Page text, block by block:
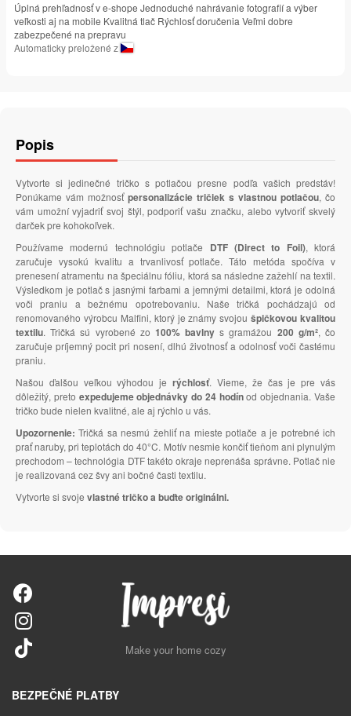
Úplná prehľadnosť v e-shope Jednoduché nahrávanie fotografií a výber
veľkosti aj na mobile Kvalitná tlač Rýchlosť doručenia Veľmi dobre
zabezpečené na prepravu
Automaticky preložené z
Popis
Vytvorte si jedinečné tričko s potlačou presne podľa vašich predstáv!
Ponúkame vám možnosť personalizácie tričiek s vlastnou potlačou, čo
vám umožní vyjadriť svoj štýl, podporiť vašu značku, alebo vytvoriť skvelý
darček pre kohokoľvek.
Používame modernú technológiu potlače DTF (Direct to Foil), ktorá
zaručuje vysokú kvalitu a trvanlivosť potlače. Táto metóda spočíva v
prenesení atramentu na špeciálnu fóliu, ktorá sa následne zažehlí na textil.
Výsledkom je potlač s jasnými farbami a jemnými detailmi, ktorá je odolná
voči praniu a bežnému opotrebovaniu. Naše tričká pochádzajú od
renomovaného výrobcu Malfini, ktorý je známy svojoušpičkovou kvalitou
textilu. Tričká sú vyrobené zo 100% bavlny s gramážou 200 g/m², čo
zaručuje príjemný pocit pri nosení, dlhú životnosť a odolnosť voči častému
praniu.
Našou ďalšou veľkou výhodou jerýchlosť. Vieme, že čas je pre vás
dôležitý, preto expedujeme objednávky do 24 hodínod objednania. Vaše
tričko bude nielen kvalitné, ale aj rýchlo u vás.
Upozornenie: Tričká sa nesmú žehliť na mieste potlače a je potrebné ich
prať naruby, pri teplotách do 40°C. Motív nesmie končiť tieňom ani plynulým
prechodom – technológia DTF takéto okraje neprenáša správne. Potlač nie
je realizovaná cez švy ani bočné časti textilu.
Vytvorte si svoje vlastné tričko a buďte originálni.
Make your home cozy
BEZPEČNÉ PLATBY